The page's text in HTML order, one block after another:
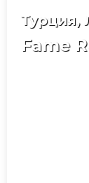
Турция,
Fame